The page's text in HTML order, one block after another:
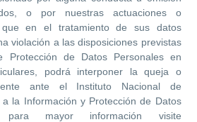
o por nuestras actuaciones o
que en el tratamiento de sus datos
violación a las disposiciones previstas
de Datos Personales en
podrá interponer la queja o
ante el Instituto Nacional de
a la Información y Protección de Datos
para mayor información visite